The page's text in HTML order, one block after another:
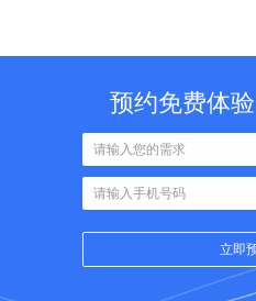
预约免费体